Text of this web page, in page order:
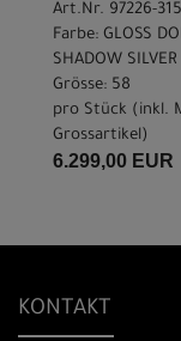
Art.Nr. 97226-
Farbe: GLOSS
SHADOW SILVER
Grösse: 58
pro Stück (inkl.
Grossartikel)
6.299,00 EUR
KONTAKT